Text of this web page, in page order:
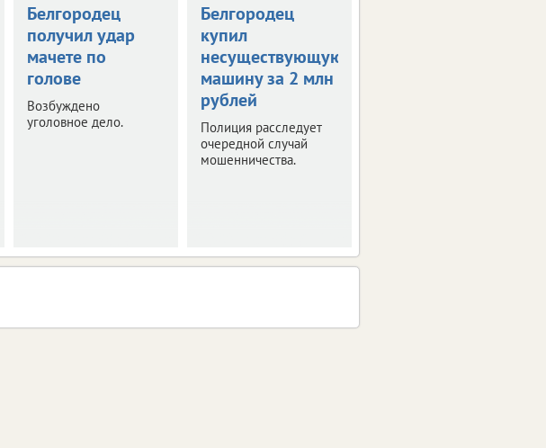
Белгородец
получил удар
мачете по
голове
Возбуждено
уголовное дело.
Белгородец
купил
несуществующую
машину за 2 млн
рублей
Полиция расследует
очередной случай
мошенничества.